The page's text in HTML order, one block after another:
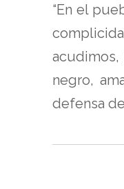
“En el
negro,
defensa